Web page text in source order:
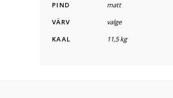
PIND
matt
VÄRV
valge
KAAL
11,5 kg